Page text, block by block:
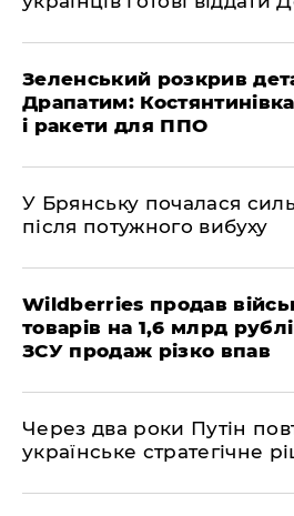
Зеленський розкрив
Драпатим:
і ракети для ППО
У Брянську почалася
після потужного вибуху
Wildberries продав
товарів на 1,6 млрд
ЗСУ продаж різко впав
Через два роки Путін
українське стратегічне